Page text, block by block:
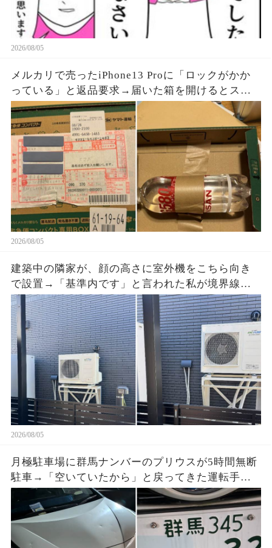
2026/08/05
メルカリで売ったiPhone13 Proに「ロックがかか
っている」と返品要求→届いた箱を開けるとスマ
ホはなく、重量を合わせたペットボトルが固定さ
れていた
2026/08/05
建築中の隣家が、顔の高さに室外機をこちら向き
で設置→「基準内です」と言われた私が境界線と
排気方向の写真を送ると、現場監督が工事を止め
た
2026/08/05
月極駐車場に群馬ナンバーのプリウスが5時間無断
駐車→「空いていたから」と戻ってきた運転手
へ、防犯映像と駐車料金を見せると…